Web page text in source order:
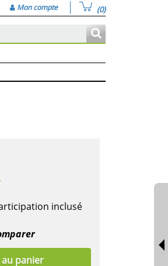
Mon compte (0)
inclusé
panier